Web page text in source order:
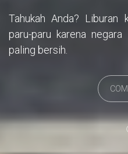
Tahukah Anda? Liburan
paru-paru karena
paling bersih.